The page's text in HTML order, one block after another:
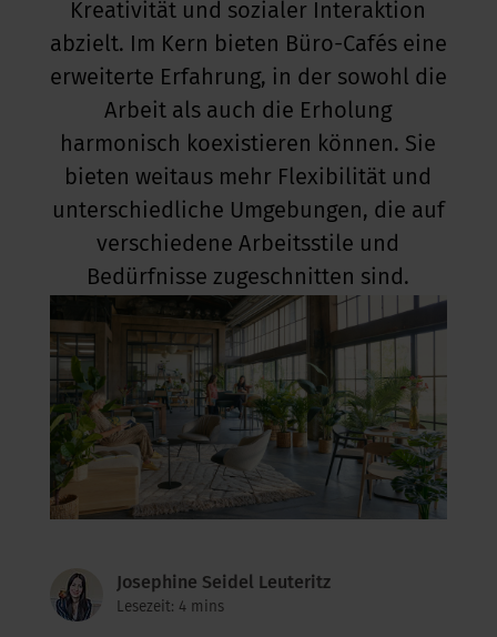
Kreativität und sozialer Interaktion
abzielt. Im Kern bieten Büro-Cafés eine
erweiterte Erfahrung, in der sowohl die
Arbeit als auch die Erholung
harmonisch koexistieren können. Sie
bieten weitaus mehr Flexibilität und
unterschiedliche Umgebungen, die auf
verschiedene Arbeitsstile und
Bedürfnisse zugeschnitten sind.
Josephine Seidel Leuteritz
Lesezeit: 4 mins